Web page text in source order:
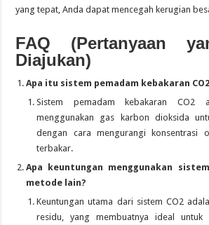
yang tepat, Anda dapat mencegah kerugian
FAQ (Pertanyaan
Diajukan)
Apa itu sistem pemadam kebakaran
Sistem pemadam kebakaran CO2
menggunakan gas karbon dioksida
dengan cara mengurangi konsentrasi
terbakar.
Apa keuntungan menggunakan
metode lain?
Keuntungan utama dari sistem CO2
residu, yang membuatnya ideal untuk